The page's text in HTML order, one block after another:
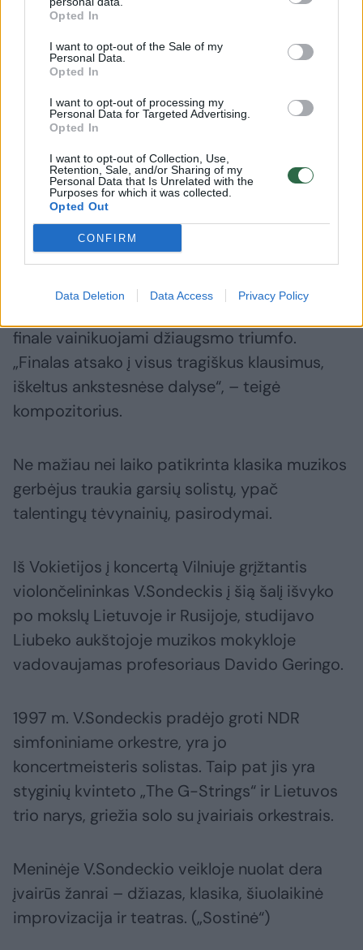
Opted In
I want to opt-out of the Sale of my
Personal Data.
Opted In
I want to opt-out of processing my
Personal Data for Targeted Advertising.
Opted In
I want to opt-out of Collection, Use,
Retention, Sale, and/or Sharing of my
Personal Data that Is Unrelated with the
Purposes for which it was collected.
Opted Out
CONFIRM
Data Deletion Data Access Privacy Policy
Jame gausu žavių melodijų, išgirstų gatvėse
D.Šostakovičiaus Penktoji simfonija, apie
kurią pats kompozitorius rašė: „Mano
simfonijos tema – asmenybės brendimas.
Kaip tik žmogų – lyriškos prigimties, patiriantį
įvairiausių išgyvenimų, – norėjau pavaizduoti
šiame kūrinyje.“
Keturios simfonijos dalys – tarsi
finale vainikuojami džiaugsmo triumfo.
„Finalas atsako į visus tragiškus klausimus,
iškeltus ankstesnėse dalyse“, – teigė
kompozitorius.
Ne mažiau nei laiko patikrinta klasika muzikos
gerbėjus traukia garsių solistų, ypač
talentingų tėvynainių, pasirodymai.
Iš Vokietijos į koncertą Vilniuje grįžtantis
violončelininkas V.Sondeckis į šią šalį išvyko
po mokslų Lietuvoje ir Rusijoje, studijavo
Liubeko aukštojoje muzikos mokykloje
vadovaujamas profesoriaus Davido Geringo.
1997 m. V.Sondeckis pradėjo groti NDR
simfoniniame orkestre, yra jo
koncertmeisteris solistas. Taip pat jis yra
styginių kvinteto „The G-Strings“ ir Lietuvos
trio narys, griežia solo su įvairiais orkestrais.
Meninėje V.Sondeckio veikloje nuolat dera
įvairūs žanrai – džiazas, klasika, šiuolaikinė
improvizacija ir teatras. („Sostinė“)